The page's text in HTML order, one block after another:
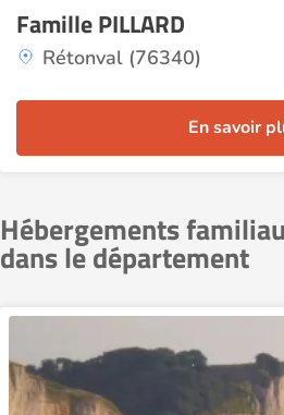
Famille PILLARD
Rétonval (76340)
En savoir
Hébergements
dans le département